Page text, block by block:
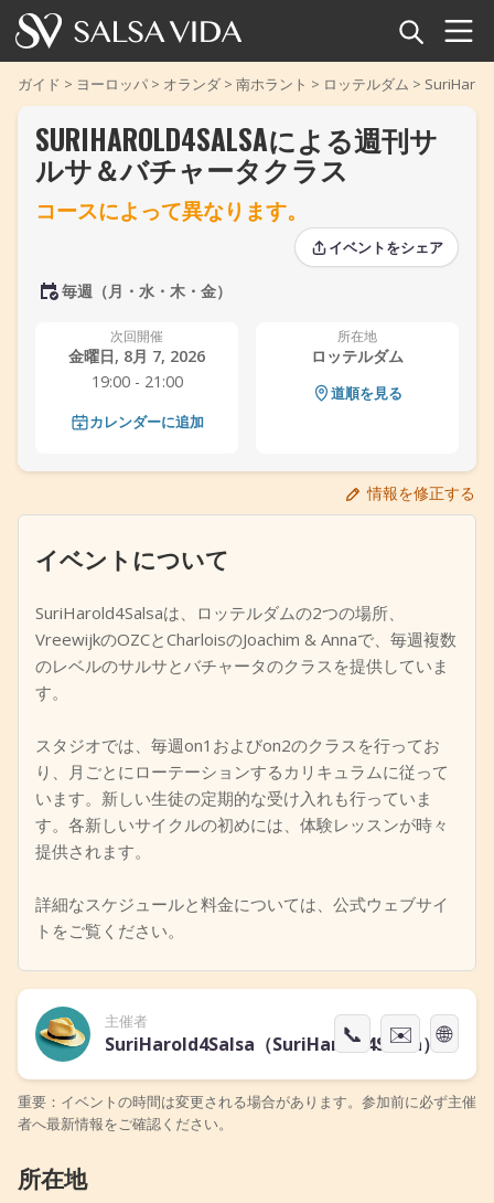
ホーム
イベント
ニュース
動画
サルサ用語集
ショップ
TuneTempo
+ イベントを追加
ガイド > ヨーロッパ > オランダ > 南ホラント > ロッテルダム >
›
›
SURIHAROLD4SALSAによる週刊サ
ルサ＆バチャータクラス
コースによって異なります。
イベントをシェア
毎週（月・水・木・金）
次回開催
金曜日, 8月 7, 2026
19:00 - 21:00
カレンダーに追加
所在地
ロッテルダム
道順を見る
情報を修正する
イベントについて
SuriHarold4Salsaは、ロッテルダムの2つの場所、
VreewijkのOZCとCharloisのJoachim & Annaで、毎週複数
のレベルのサルサとバチャータのクラスを提供していま
す。
スタジオでは、毎週on1およびon2のクラスを行ってお
り、月ごとにローテーションするカリキュラムに従って
います。新しい生徒の定期的な受け入れも行っていま
す。各新しいサイクルの初めには、体験レッスンが時々
提供されます。
詳細なスケジュールと料金については、公式ウェブサイ
トをご覧ください。
主催者
SuriHarold4Salsa（SuriHarold4Salsa）
📞 ✉️ 🌐
重要：イベントの時間は変更される場合があります。参加前に必ず主催
者へ最新情報をご確認ください。
所在地